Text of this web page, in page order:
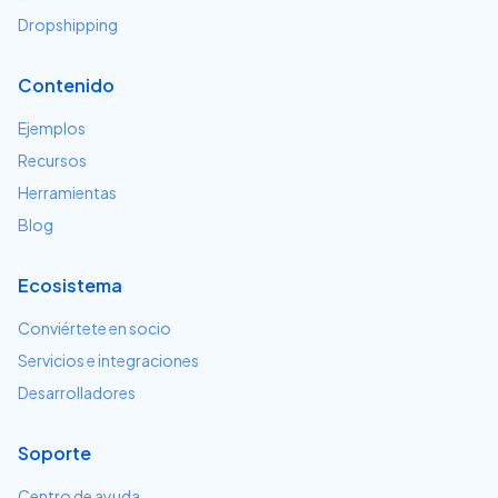
Dropshipping
Contenido
Ejemplos
Recursos
Herramientas
Blog
Ecosistema
Conviértete en socio
Servicios e integraciones
Desarrolladores
Soporte